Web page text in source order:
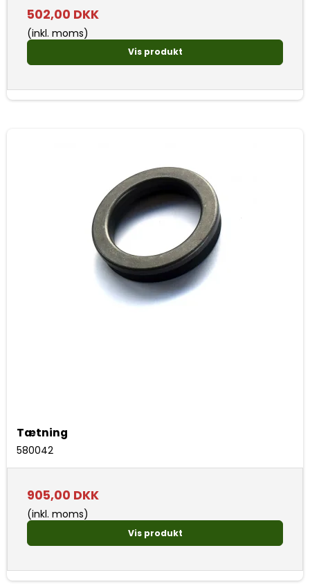
502,00 DKK
(inkl. moms)
Vis produkt
Tætning
580042
905,00 DKK
(inkl. moms)
Vis produkt